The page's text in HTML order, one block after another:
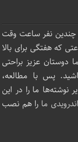
چندین نفر ساعت‌ وقت
که هفتگی برای بالا
عزیز براحتی
پس با مطالعه،
نوشته‌‌ها ما را در این
ما را هم نصب